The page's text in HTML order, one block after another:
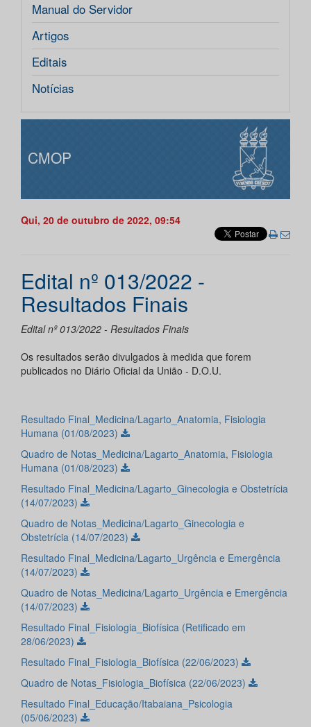
Manual do Servidor
Artigos
Editais
Notícias
CMOP
Qui, 20 de outubro de 2022, 09:54
Edital nº 013/2022 -
Resultados Finais
Edital nº 013/2022 - Resultados Finais
Os resultados serão divulgados à medida que forem
publicados no Diário Oficial da União - D.O.U.
Resultado Final_Medicina/Lagarto_Anatomia, Fisiologia
Humana (01/08/2023)
Quadro de Notas_Medicina/Lagarto_Anatomia, Fisiologia
Humana (01/08/2023)
Resultado Final_Medicina/Lagarto_Ginecologia e Obstetrícia
(14/07/2023)
Quadro de Notas_Medicina/Lagarto_Ginecologia e
Obstetrícia (14/07/2023)
Resultado Final_Medicina/Lagarto_Urgência e Emergência
(14/07/2023)
Quadro de Notas_Medicina/Lagarto_Urgência e Emergência
(14/07/2023)
Resultado Final_Fisiologia_Biofísica (Retificado em
28/06/2023)
Resultado Final_Fisiologia_Biofísica (22/06/2023)
Quadro de Notas_Fisiologia_Biofísica (22/06/2023)
Resultado Final_Educação/Itabaiana_Psicologia
(05/06/2023)